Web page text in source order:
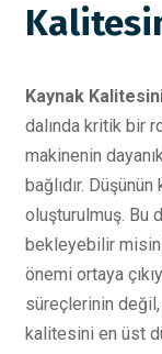
Kaynak
dalında kritik bir
makinenin
bağlıdır.
oluşturulmuş. Bu
bekleyebilir
önemi ortaya
süreçlerinin
kalitesini en üst